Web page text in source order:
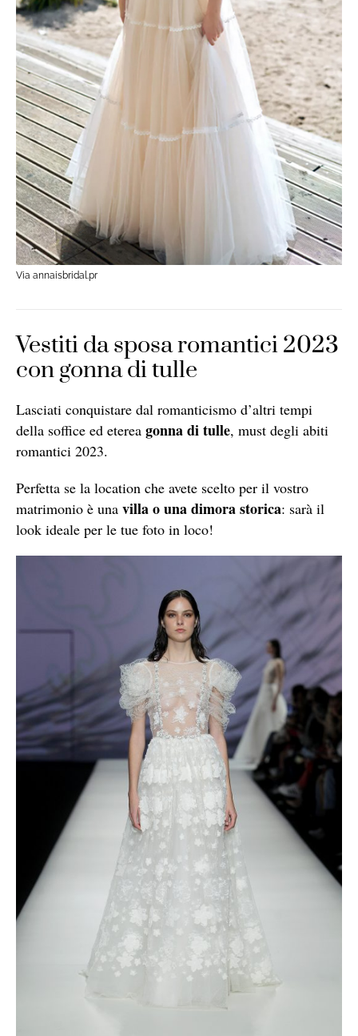
Via annaisbridal.pr
Vestiti da sposa romantici 2023
con gonna di tulle
Lasciati conquistare dal romanticismo d’altri tempi
della soffice ed eterea gonna di tulle, must degli abiti
romantici 2023.
Perfetta se la location che avete scelto per il vostro
matrimonio è una villa o una dimora storica: sarà il
look ideale per le tue foto in loco!